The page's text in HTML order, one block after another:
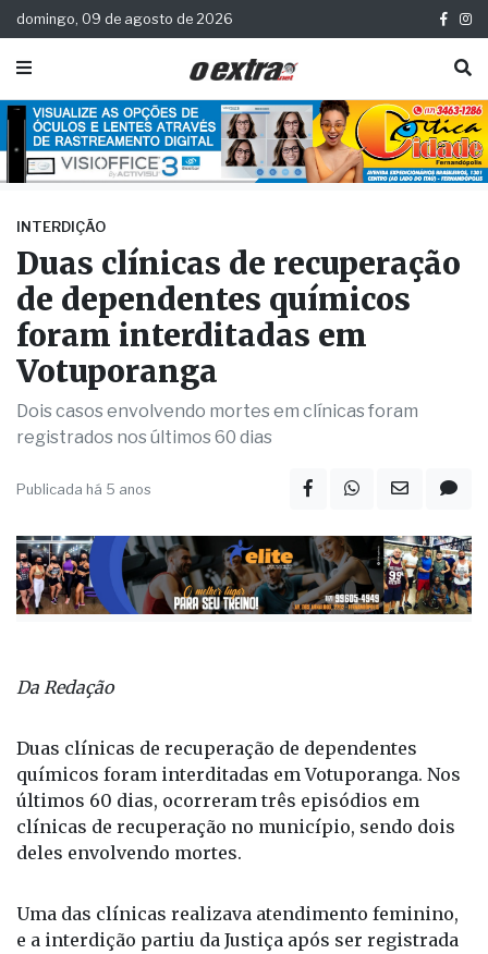
domingo, 09 de agosto de 2026
INTERDIÇÃO
Duas clínicas de recuperação
de dependentes químicos
foram interditadas em
Votuporanga
Dois casos envolvendo mortes em clínicas foram
registrados nos últimos 60 dias
Publicada há 5 anos
Da Redação
Duas clínicas de recuperação de dependentes
químicos foram interditadas em Votuporanga. Nos
últimos 60 dias, ocorreram três episódios em
clínicas de recuperação no município, sendo dois
deles envolvendo mortes.
Uma das clínicas realizava atendimento feminino,
e a interdição partiu da Justiça após ser registrada